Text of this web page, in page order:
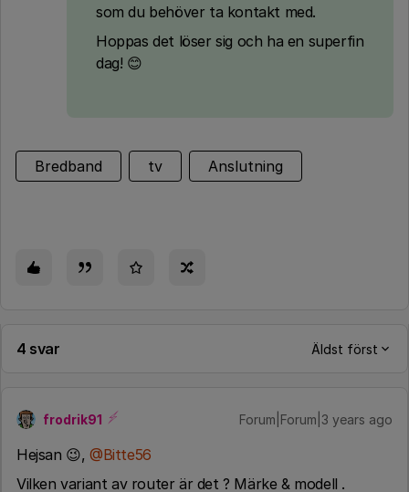
som du behöver ta kontakt med.
Hoppas det löser sig och ha en superfin
dag! 😊
Bredband tv Anslutning
4 svar Äldst först
frodrik91 Forum|Forum|3 years ago
Hejsan 😉, @Bitte56
Vilken variant av router är det ? Märke & modell .